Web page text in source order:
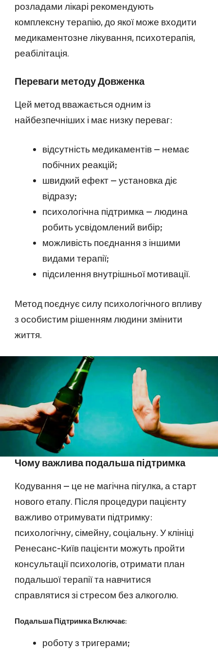
розладами лікарі рекомендують
комплексну терапію, до якої може входити
медикаментозне лікування, психотерапія,
реабілітація.
Переваги методу Довженка
Цей метод вважається одним із
найбезпечніших і має низку переваг:
відсутність медикаментів — немає
побічних реакцій;
швидкий ефект — установка діє
відразу;
психологічна підтримка — людина
робить усвідомлений вибір;
можливість поєднання з іншими
видами терапії;
підсилення внутрішньої мотивації.
Метод поєднує силу психологічного впливу
з особистим рішенням людини змінити
життя.
Чому важлива подальша підтримка
Кодування — це не магічна пігулка, а старт
нового етапу. Після процедури пацієнту
важливо отримувати підтримку:
психологічну, сімейну, соціальну. У клініці
Ренесанс-Київ пацієнти можуть пройти
консультації психологів, отримати план
подальшої терапії та навчитися
справлятися зі стресом без алкоголю.
Подальша Підтримка Включає:
роботу з тригерами;